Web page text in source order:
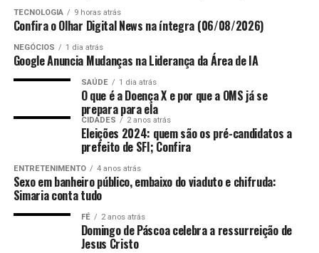
isso, o presidente da Assembleia Legislativa e
representantes do Sindiex pleiteiam a suspensão das
ações no âmbito da 7ª Região Fiscal (SRRF07) com vista
a regionalização de processos de trabalho e atividades da
Alfândega do Porto de Vitória/ES para a Alfândega da
Receita Federal do Brasil do Porto do Rio de Janeiro –
ALF/RJO, de modo a não prejudicar o comércio exterior
com informações da assessoria de imprensa e
edição deNicolle Expósito
Costa/Arquivo Ales
Foto: Reprodução/instagram Mariana Mazelli
TECNOLOGIA 9 horas atrás
Confira o Olhar Digital News na íntegra (06/08/2026)
NEGÓCIOS 1 dia atrás
Google Anuncia Mudanças na Liderança da Área de IA
SAÚDE 1 dia atrás
O que é a Doença X e por que a OMS já se
prepara para ela
CIDADES 2 anos atrás
Eleições 2024: quem são os pré-candidatos a
prefeito de SFI; Confira
ENTRETENIMENTO 4 anos atrás
Sexo em banheiro público, embaixo do viaduto e chifruda:
Simaria conta tudo
FÉ 2 anos atrás
Domingo de Páscoa celebra a ressurreição de
Jesus Cristo